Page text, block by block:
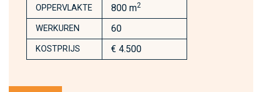
OPPERVLAKTE 800 m2
WERKUREN 60
KOSTPRIJS € 4.500